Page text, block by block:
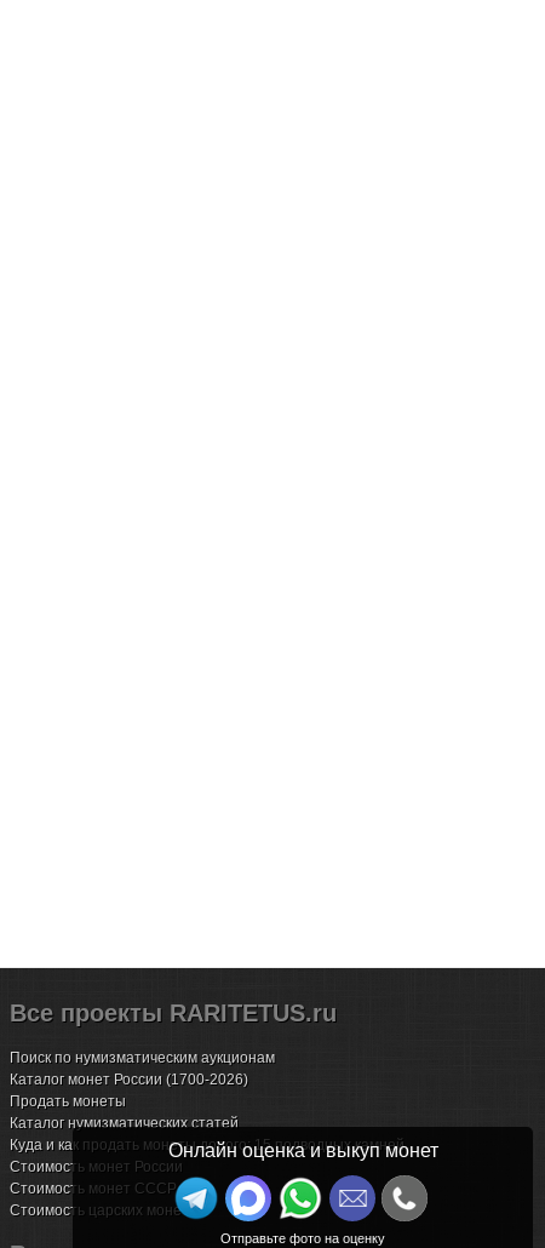
Все проекты RARITETUS.ru
Поиск по нумизматическим аукционам
Каталог монет России (1700-2026)
Продать монеты
Каталог нумизматических статей
Куда и как продать монеты дорого: 15 подводных камней
Стоимость монет России
Стоимость монет СССР
Стоимость царских монет
Онлайн оценка и выкуп монет